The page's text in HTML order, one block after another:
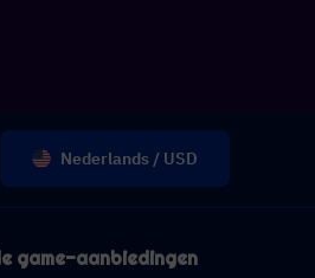
Nederlands / USD
game-aanbiedingen